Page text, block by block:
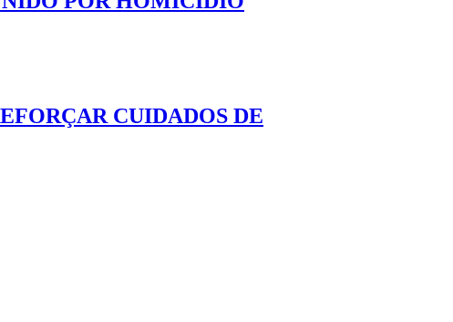
CUIDADOS DE